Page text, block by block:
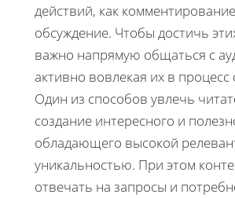
действий, как
обсуждение. Чтобы достичь
важно напрямую общаться с
активно вовлекая их в процесс
Один из способов увлечь
создание интересного и
обладающего высокой
уникальностью. При этом
отвечать на запросы и